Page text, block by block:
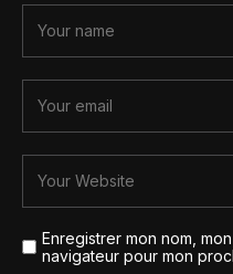
Enregistrer mon nom,
navigateur pour mon